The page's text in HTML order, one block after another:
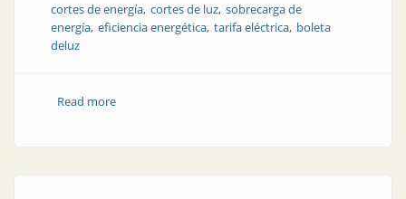
cortes de energía cortes de luz sobrecarga de
energía eficiencia energética tarifa eléctrica boleta
deluz
Read moreabout Medidas que anticipan el aumento y los cortes